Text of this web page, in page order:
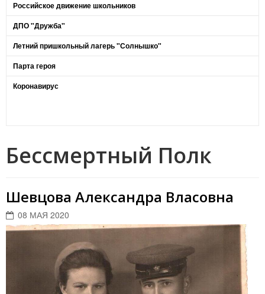
Российское движение школьников
ДПО "Дружба"
Летний пришкольный лагерь "Солнышко"
Парта героя
Коронавирус
Бессмертный Полк
Шевцова Александра Власовна
08 МАЯ 2020